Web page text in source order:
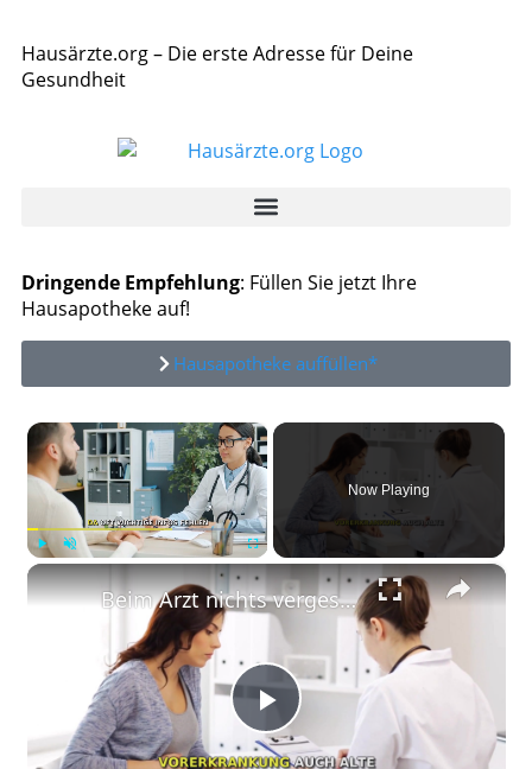
Hausärzte.org – Die erste Adresse für Deine
Gesundheit
Dringende Empfehlung: Füllen Sie jetzt Ihre
Hausapotheke auf!
Hausapotheke auffüllen*
×
Now Playing
×
Play
Beim Arzt nichts vergessen - Diese 5 Infos sind entscheidend!